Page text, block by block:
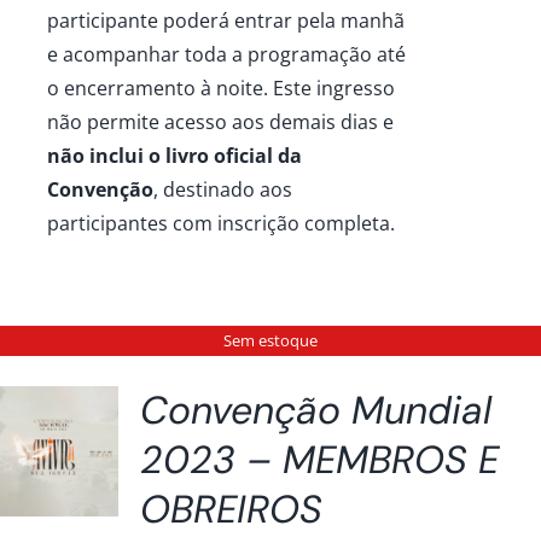
participante poderá entrar pela manhã
e acompanhar toda a programação até
o encerramento à noite. Este ingresso
não permite acesso aos demais dias e
não inclui o livro oficial da
Convenção, destinado aos
participantes com inscrição completa.
Sem estoque
Convenção Mundial
2023 – MEMBROS E
OBREIROS